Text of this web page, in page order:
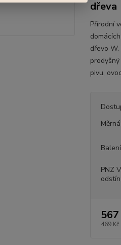
dřeva
Přírodní
dřevo
pivu,
Balení
PNZ
odstín
567
469 Kč